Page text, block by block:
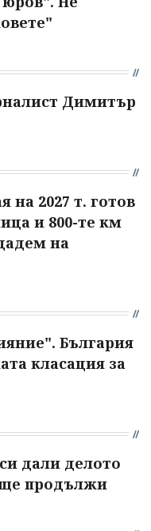
Димитър
2027 т. готов
и 800-те км
на
България
класация за
дали делото
ще продължи